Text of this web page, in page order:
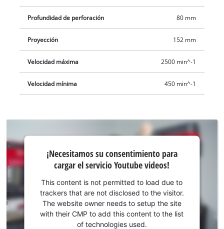
Profundidad de perforación 80 mm
Proyección 152 mm
Velocidad máxima 2500 min^-1
Velocidad mínima 450 min^-1
¡Necesitamos
consentimiento
para cargar el
servicio
Youtube!
This
¡Necesitamos su consentimiento para
cargar el servicio Youtube videos!
This content is not permitted to load due to
trackers that are not disclosed to the visitor.
The website owner needs to setup the site
with their CMP to add this content to the list
of technologies used.